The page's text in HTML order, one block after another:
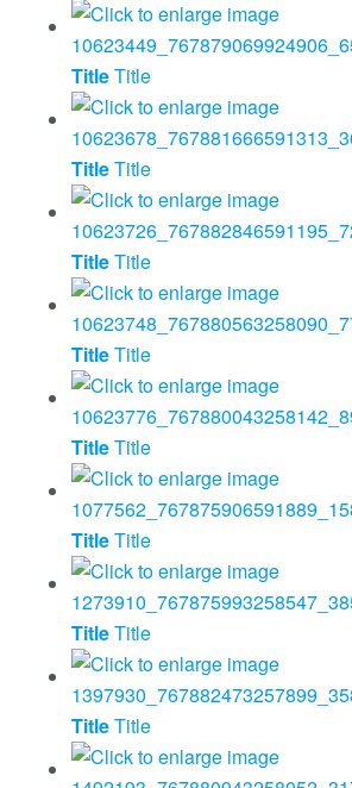
TitleTitle
TitleTitle
TitleTitle
TitleTitle
TitleTitle
TitleTitle
TitleTitle
TitleTitle